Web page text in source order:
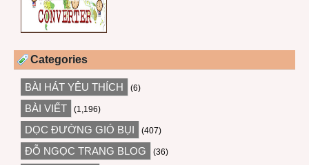
Categories
BÀI HÁT YÊU THÍCH (6)
BÀI VIẾT (1,196)
DỌC ĐƯỜNG GIÓ BỤI (407)
ĐỖ NGỌC TRANG BLOG (36)